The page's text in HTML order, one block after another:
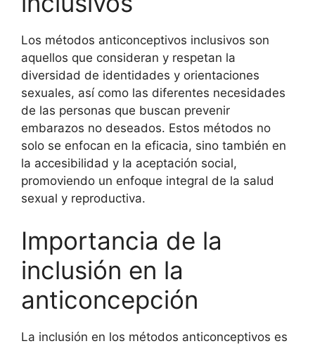
Los métodos anticonceptivos inclusivos son
aquellos que consideran y respetan la
diversidad de identidades y orientaciones
sexuales, así como las diferentes necesidades
de las personas que buscan prevenir
embarazos no deseados. Estos métodos no
solo se enfocan en la eficacia, sino también en
la accesibilidad y la aceptación social,
promoviendo un enfoque integral de la salud
sexual y reproductiva.
Importancia de la
inclusión en la
anticoncepción
La inclusión en los métodos anticonceptivos es